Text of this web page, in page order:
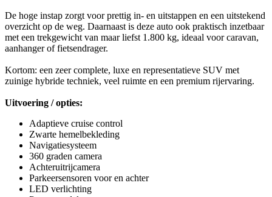
De hoge instap zorgt voor prettig in- en uitstappen en een uitstekend
overzicht op de weg. Daarnaast is deze auto ook praktisch inzetbaar
met een trekgewicht van maar liefst 1.800 kg, ideaal voor caravan,
aanhanger of fietsendrager.
Kortom: een zeer complete, luxe en representatieve SUV met
zuinige hybride techniek, veel ruimte en een premium rijervaring.
Uitvoering / opties:
Adaptieve cruise control
Zwarte hemelbekleding
Navigatiesysteem
360 graden camera
Achteruitrijcamera
Parkeersensoren voor en achter
LED verlichting